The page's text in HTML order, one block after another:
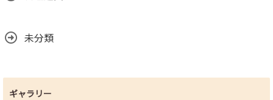
未分類
ギャラリー